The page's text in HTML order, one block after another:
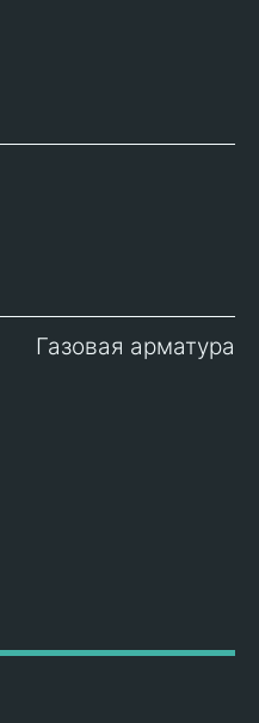
Газовая арматура